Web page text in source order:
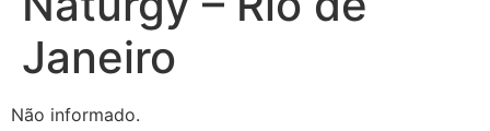
Janeiro
Não informado.